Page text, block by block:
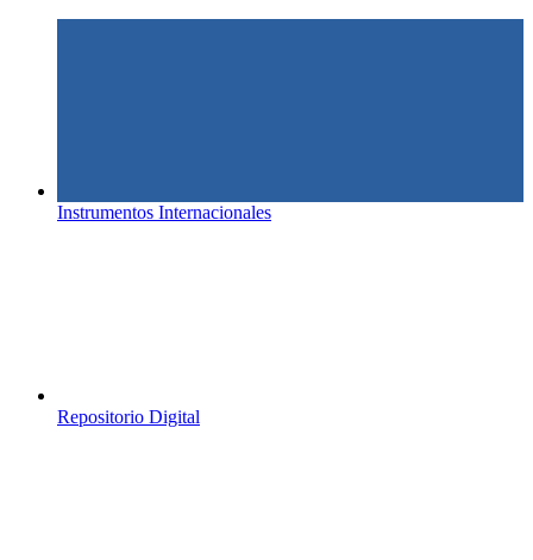
Instrumentos Internacionales
Repositorio Digital